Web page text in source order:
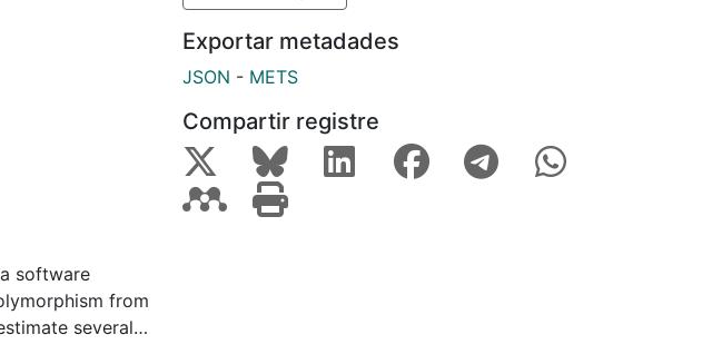
software
from
several
and between
Exportar metadades
JSON - METS
Compartir registre